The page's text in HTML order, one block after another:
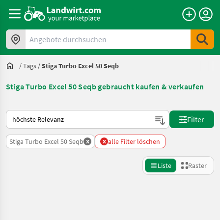
Angebote durchsuchen
/Tags /Stiga Turbo Excel 50 Seqb
Stiga Turbo Excel 50 Seqb gebraucht kaufen & verkaufen
So wird auf Landwirt.com sortiert
Filter
Stiga Turbo Excel 50 Seqb x x alle Filter löschen
Liste Raster